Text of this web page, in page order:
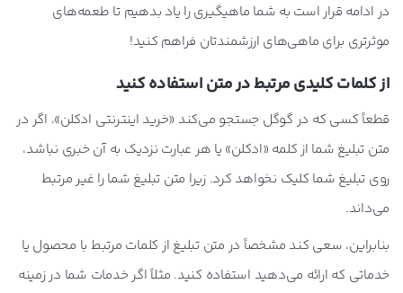
در ادامه قرار است به شما ماهیگیری را یاد بدهیم تا طعمه‌های
موثرتری برای ماهی‌های ارزشمندتان فراهم کنید!
از کلمات کلیدی مرتبط در متن استفاده کنید
قطعاً کسی که در گوگل جستجو می‌کند «خرید اینترنتی ادکلن»، اگر در
متن تبلیغ شما از کلمه «ادکلن» یا هر عبارت نزدیک به آن خبری نباشد،
روی تبلیغ شما کلیک نخواهد کرد. زیرا متن تبلیغ شما را غیر مرتبط
می‌داند.
بنابراین، سعی کند مشخصاً در متن تبلیغ از کلمات مرتبط با محصول یا
خدماتی که ارائه می‌دهید استفاده کنید. مثلاً اگر خدمات شما در زمینه